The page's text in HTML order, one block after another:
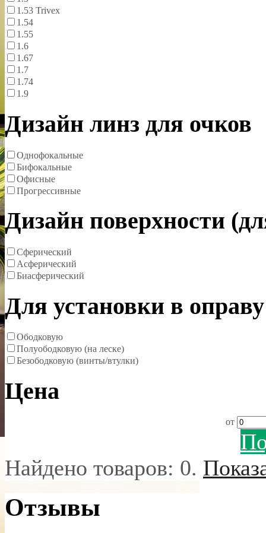
1.53 Trivex
1.54
1.55
1.6
1.67
1.7
1.74
1.9
Дизайн линз для очков
Однофокальные
Бифокальные
Офисные
Прогрессивные
Дизайн поверхности
Сферический
Асферический
Биасферический
Для установки в оправу
Ободковую
Полуободковую (на леске)
Безободковую (винты/втулки)
Цена
от
Найдено товаров: 0.
Отзывы